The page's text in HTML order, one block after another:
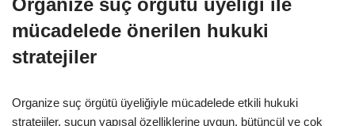
mücadelede önerilen hukuki
stratejiler
Organize suç örgütü üyeliğiyle mücadelede etkili hukuki
stratejiler, suçun yapısal özelliklerine uygun, bütüncül ve çok